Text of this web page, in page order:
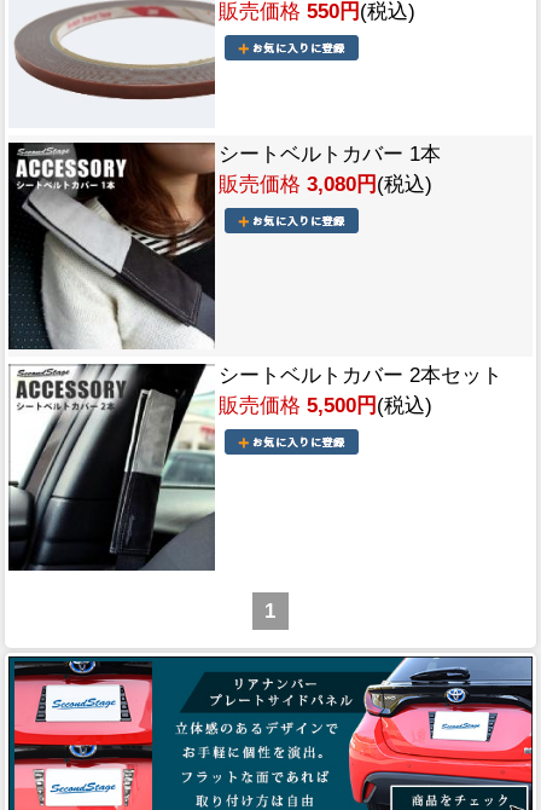
販売価格 550円 (税込)
シートベルトカバー 1本
販売価格 3,080円 (税込)
シートベルトカバー 2本セット
販売価格 5,500円 (税込)
1